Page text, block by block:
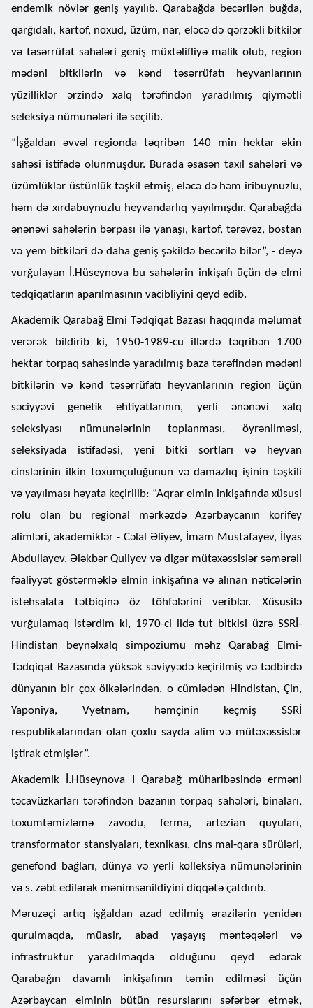
endemik növlər geniş yayılıb. Qarabağda becərilən buğda,
qarğıdalı, kartof, noxud, üzüm, nar, eləcə də qərzəkli bitkilər
və təsərrüfat sahələri geniş müxtəlifliyə malik olub, region
mədəni bitkilərin və kənd təsərrüfatı heyvanlarının
yüzilliklər ərzində xalq tərəfindən yaradılmış qiymətli
seleksiya nümunələri ilə seçilib.
“İşğaldan əvvəl regionda təqribən 140 min hektar əkin
sahəsi istifadə olunmuşdur. Burada əsasən taxıl sahələri və
üzümlüklər üstünlük təşkil etmiş, eləcə də həm iribuynuzlu,
həm də xırdabuynuzlu heyvandarlıq yayılmışdır. Qarabağda
ənənəvi sahələrin bərpası ilə yanaşı, kartof, tərəvəz, bostan
və yem bitkiləri də daha geniş şəkildə becərilə bilər”, - deyə
vurğulayan İ.Hüseynova bu sahələrin inkişafı üçün də elmi
tədqiqatların aparılmasının vacibliyini qeyd edib.
Akademik Qarabağ Elmi Tədqiqat Bazası haqqında məlumat
verərək bildirib ki, 1950-1989-cu illərdə təqribən 1700
hektar torpaq sahəsində yaradılmış baza tərəfindən mədəni
bitkilərin və kənd təsərrüfatı heyvanlarının region üçün
səciyyəvi genetik ehtiyatlarının, yerli ənənəvi xalq
seleksiyası nümunələrinin toplanması, öyrənilməsi,
seleksiyada istifadəsi, yeni bitki sortları və heyvan
cinslərinin ilkin toxumçuluğunun və damazlıq işinin təşkili
və yayılması həyata keçirilib: “Aqrar elmin inkişafında xüsusi
rolu olan bu regional mərkəzdə Azərbaycanın korifey
alimləri, akademiklər - Cəlal Əliyev, İmam Mustafayev, İlyas
Abdullayev, Ələkbər Quliyev və digər mütəxəssislər səmərəli
fəaliyyət göstərməklə elmin inkişafına və alınan nəticələrin
istehsalata tətbiqinə öz töhfələrini veriblər. Xüsusilə
vurğulamaq istərdim ki, 1970-ci ildə tut bitkisi üzrə SSRİ-
Hindistan beynəlxalq simpoziumu məhz Qarabağ Elmi-
Tədqiqat Bazasında yüksək səviyyədə keçirilmiş və tədbirdə
dünyanın bir çox ölkələrindən, o cümlədən Hindistan, Çin,
Yaponiya, Vyetnam, həmçinin keçmiş SSRİ
respublikalarından olan çoxlu sayda alim və mütəxəssislər
iştirak etmişlər”.
Akademik İ.Hüseynova I Qarabağ müharibəsində erməni
təcavüzkarları tərəfindən bazanın torpaq sahələri, binaları,
toxumtəmizləmə zavodu, ferma, artezian quyuları,
transformator stansiyaları, texnikası, cins mal-qara sürüləri,
genefond bağları, dünya və yerli kolleksiya nümunələrinin
və s. zəbt edilərək mənimsənildiyini diqqətə çatdırıb.
Məruzəçi artıq işğaldan azad edilmiş ərazilərin yenidən
qurulmaqda, müasir, abad yaşayış məntəqələri və
infrastruktur yaradılmaqda olduğunu qeyd edərək
Qarabağın davamlı inkişafının təmin edilməsi üçün
Azərbaycan elminin bütün resurslarını səfərbər etmək,